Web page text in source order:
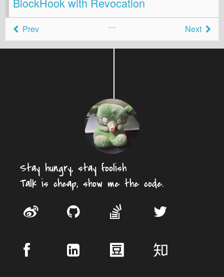
Prev … Next
Stay hungry, stay foolish
Talk is cheap, show me the code.